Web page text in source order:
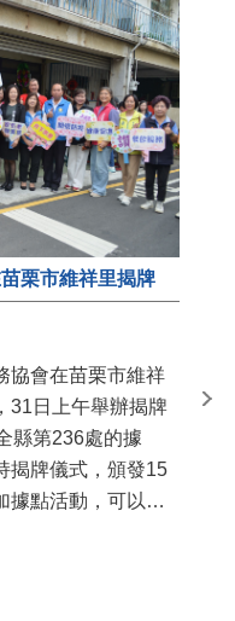
栗市維祥里揭牌
協會在苗栗市維祥
31日上午舉辦揭牌
縣第236處的據
揭牌儀式，頒發15
據點活動，可以更
苗